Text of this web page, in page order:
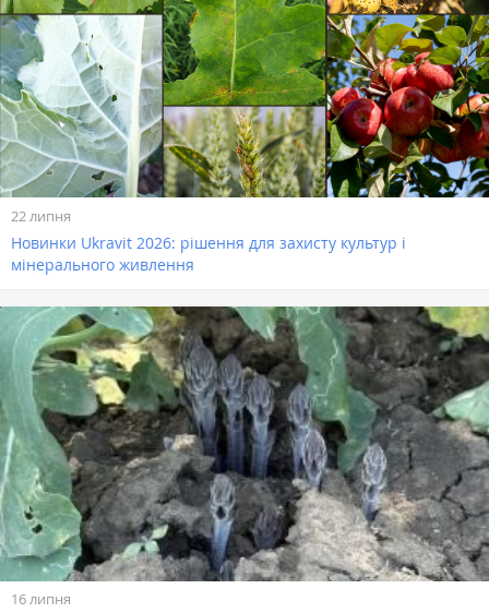
22 липня
Новинки Ukravit 2026: рішення для захисту культур і
мінерального живлення
16 липня